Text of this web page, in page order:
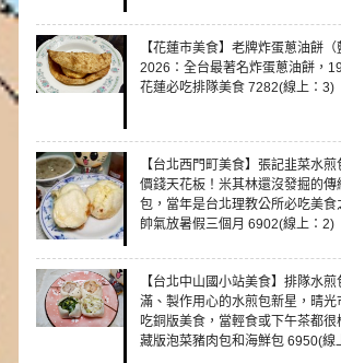
【花蓮市美食】老牌炸蛋蔥油餅（
2026：全台最著名炸蛋蔥油餅，
花蓮必吃排隊美食 7282(線上：3)
【台北西門町美食】張記韭菜水
價錢天花板！米其林還沒發掘的傳
包，當年是台北理教公所必吃美食
帥氣放暑假三個月 6902(線上：2)
【台北中山國小站美食】排隊水
滿、製作用心的水煎包新星，晴光
吃銅版美食，當輕食或下午茶都很
藏版泡菜豬肉包和海鮮包 6950(線